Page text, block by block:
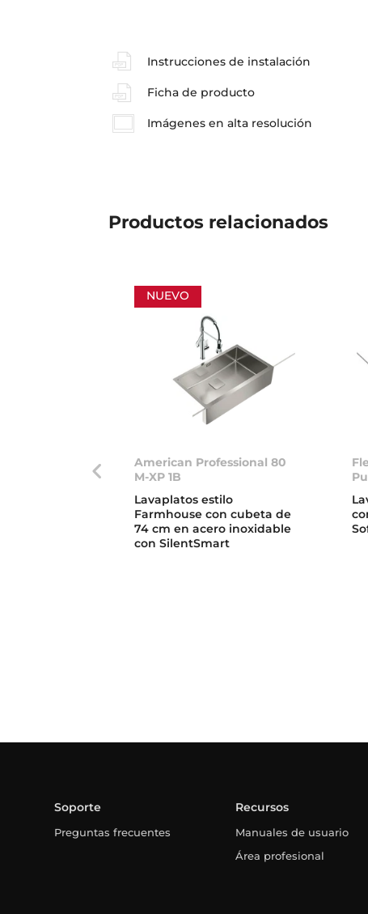
Instrucciones de instalación
Ficha de producto
Imágenes en alta resolución
Productos relacionados
NUEVO
American Professional 80
M-XP 1B
Lavaplatos estilo
Farmhouse con cubeta de
74 cm en acero inoxidable
con SilentSmart
Soporte
Preguntas frecuentes
Recursos
Manuales de usuario
Área profesional